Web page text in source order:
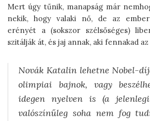
Mert úgy tűnik, manapság már
nekik, hogy valaki nő, de az ember
erényét a (sokszor szélsőséges)
szitálják át, és jaj annak, aki fennakad
Novák Katalin lehetne Nobel-
olim­piai bajnok, vagy
idegen nyelven is (a
valószínűleg soha nem fog